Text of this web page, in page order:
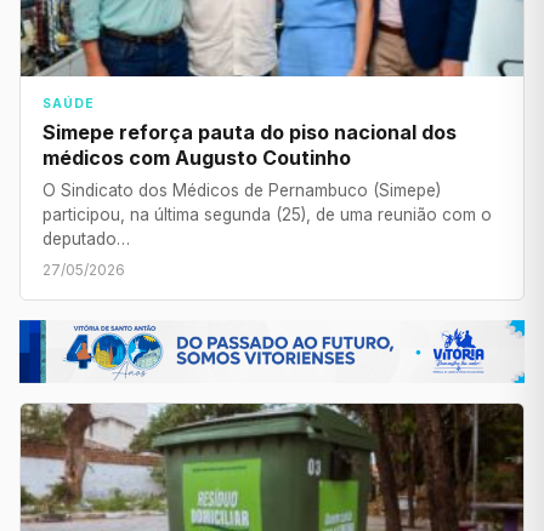
SAÚDE
Simepe reforça pauta do piso nacional dos
médicos com Augusto Coutinho
O Sindicato dos Médicos de Pernambuco (Simepe)
participou, na última segunda (25), de uma reunião com o
deputado…
27/05/2026